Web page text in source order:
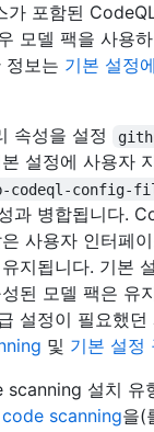
가 포함된
모델 팩을 사용
정보는 기본 설정
속성을 설정
설정에 사용자
codeql-config-
과 병합됩니다.
사용자 인터페
지됩니다. 기본
된 모델 팩은 유
설정이 필요했
및 기본 설정
scanning 설치 유
scanning을(